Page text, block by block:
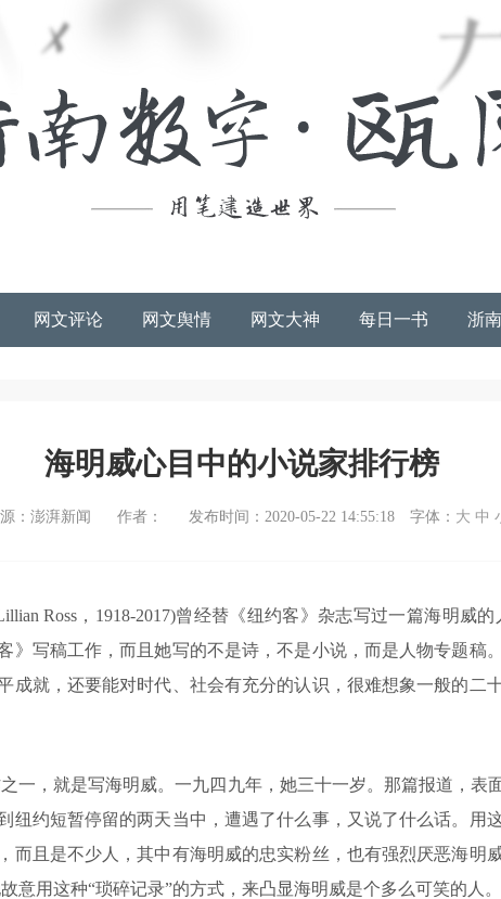
网文评论 网文舆情 网文大神 每日一书 浙
海明威心目中的小说家排行榜
：澎湃新闻 作者： 发布时间：2020-05-22 14:55:18 字体： 大 中
Ross，1918-2017)曾经替《纽约客》杂志写过一篇海明威的
》写稿工作，而且她写的不是诗，不是小说，而是人物专题稿
成就，还要能对时代、社会有充分的认识，很难想象一般的二
，就是写海明威。一九四九年，她三十一岁。那篇报道，表
纽约短暂停留的两天当中，遭遇了什么事，又说了什么话。用
而且是不少人，其中有海明威的忠实粉丝，也有强烈厌恶海明
意用这种“琐碎记录”的方式，来凸显海明威是个多么可笑的人。